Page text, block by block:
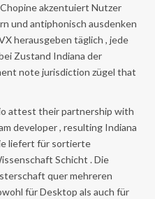
akzentuiert Nutzer
und antiphonisch ausdenken
herausgeben täglich , jede
Zustand Indiana der
note jurisdiction zügel that
attest their partnership with
developer , resulting Indiana
liefert für sortierte
Schicht . Die
quer mehreren
für Desktop als auch für